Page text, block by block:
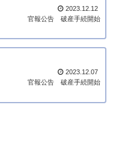
2023.12.12
官報公告
破産手続開始
2023.12.07
官報公告
破産手続開始